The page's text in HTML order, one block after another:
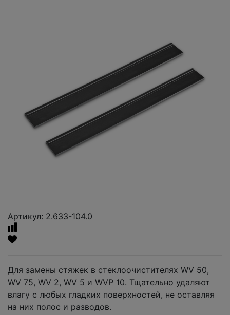
Артикул: 2.633-104.0
Для замены стяжек в стеклоочистителях WV 50,
WV 75, WV 2, WV 5 и WVP 10. Тщательно удаляют
влагу с любых гладких поверхностей, не оставляя
на них полос и разводов.